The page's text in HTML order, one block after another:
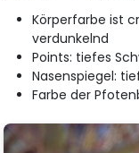
Körperfarbe ist
verdunkelnd
Points: tiefes
Nasenspiegel:
Farbe der